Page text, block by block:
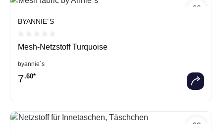
BYANNIE´S
Durchschnittliche Bewertung von 0 von 5 Sternen
Mesh-Netzstoff Turquoise
byannie´s
7.60*